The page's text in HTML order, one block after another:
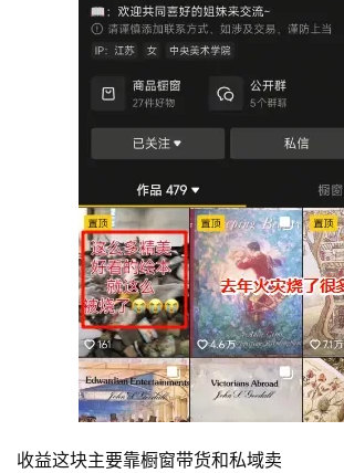
收益这块主要靠橱窗带货和私域卖